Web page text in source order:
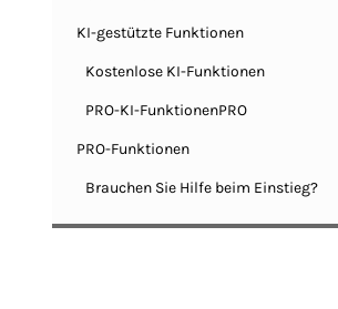
KI-gestützte Funktionen
Kostenlose KI-Funktionen
PRO-KI-FunktionenPRO
PRO-Funktionen
Brauchen Sie Hilfe beim Einstieg?